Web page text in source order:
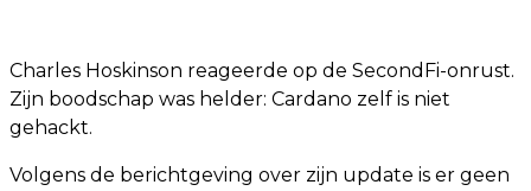
Charles Hoskinson reageerde op de SecondFi-onrust.
Zijn boodschap was helder: Cardano zelf is niet
gehackt.
Volgens de berichtgeving over zijn update is er geen